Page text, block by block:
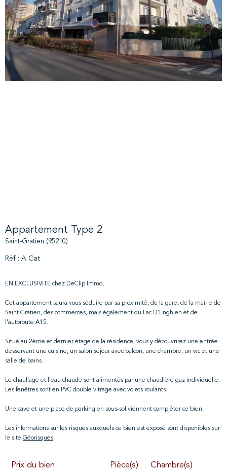
Appartement Type 2
Saint-Gratien (95210)
Réf : A Cat
EN EXCLUSIVITE chez DeClip Immo,
Cet appartement saura vous séduire par sa proximité, de la gare, de la mairie de
Saint Gratien, des commerces, mais également du Lac D'Enghien et de
l'autoroute A15.
Situé au 2ème et dernier étage de la résidence, vous y découvrirez une entrée
desservant une cuisine, un salon séjour avec balcon, une chambre, un wc et une
salle de bains.
Le chauffage et l'eau chaude sont alimentés par une chaudière gaz individuelle.
Les fenêtres sont en PVC double vitrage avec volets roulants.
Une cave et une place de parking en sous-sol viennent compléter ce bien.
Les informations sur les risques auxquels ce bien est exposé sont disponibles sur
le site Géorisques
Prix du bien Pièce(s) Chambre(s)